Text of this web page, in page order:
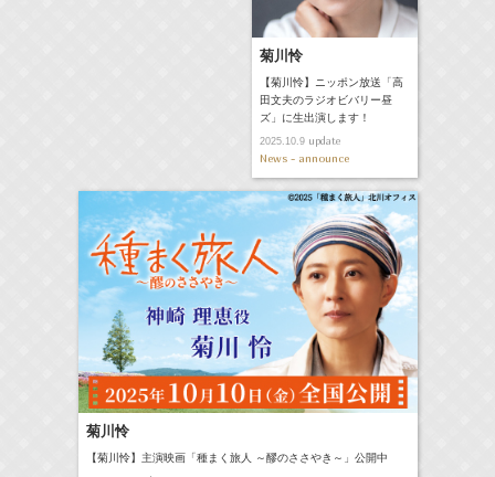
菊川怜
【菊川怜】ニッポン放送「高
田文夫のラジオビバリー昼
ズ」に生出演します！
2025.10.9update
News - announce
菊川怜
【菊川怜】主演映画「種まく旅人 ～醪のささやき～」公開中